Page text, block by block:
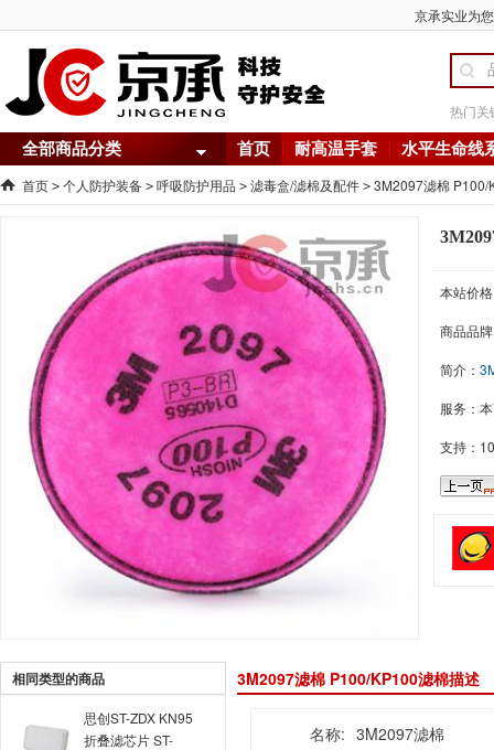
京承实业为
热门关
全部商品分类 首页 耐高温手套 水平生命线
首页 > 个人防护装备 > 呼吸防护用品 > 滤毒盒/滤棉及配件 > 3M2097滤棉 P100/
本站价
商品品
简介：
服务：
支持：
相同类型的商品
思创ST-ZDX KN95
折叠滤芯片 ST-
3M2097滤棉 P100/KP100滤棉描述
名称: 3M2097滤棉